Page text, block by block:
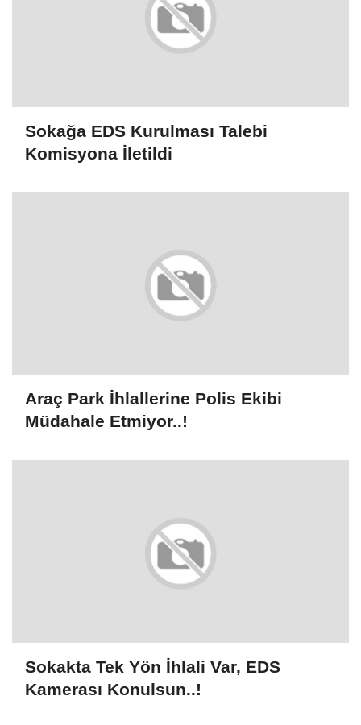
Sokağa EDS Kurulması Talebi
Komisyona İletildi
Araç Park İhlallerine Polis Ekibi
Müdahale Etmiyor..!
Sokakta Tek Yön İhlali Var, EDS
Kamerası Konulsun..!